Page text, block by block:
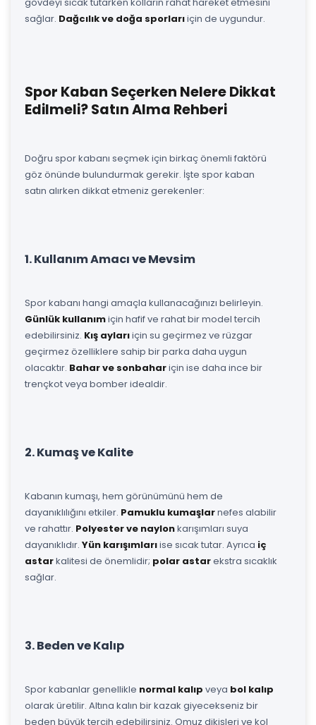
sağlar. Dağcılık ve doğa sporlarıiçin de uygundur.
Spor Kaban Seçerken Nelere Dikkat
Edilmeli? Satın Alma Rehberi
Doğru spor kabanı seçmek için birkaç önemli faktörü
göz önünde bulundurmak gerekir. İşte spor kaban
satın alırken dikkat etmeniz gerekenler:
1. Kullanım Amacı ve Mevsim
Spor kabanı hangi amaçla kullanacağınızı belirleyin.
Günlük kullanımiçin hafif ve rahat bir model tercih
edebilirsiniz. Kış aylarıiçin su geçirmez ve rüzgar
geçirmez özelliklere sahip bir parka daha uygun
olacaktır. Bahar ve sonbahariçin ise daha ince bir
trençkot veya bomber idealdir.
2. Kumaş ve Kalite
Kabanın kumaşı, hem görünümünü hem de
dayanıklılığını etkiler. Pamuklu kumaşlarnefes alabilir
ve rahattır. Polyester ve naylonkarışımları suya
dayanıklıdır. Yün karışımlarıise sıcak tutar. Ayrıca iç
astarkalitesi de önemlidir; polar astarekstra sıcaklık
sağlar.
3. Beden ve Kalıp
Spor kabanlar genellikle normal kalıp veya bol kalıp
olarak üretilir. Altına kalın bir kazak giyecekseniz bir
beden büyük tercih edebilirsiniz. Omuz dikişleri ve kol